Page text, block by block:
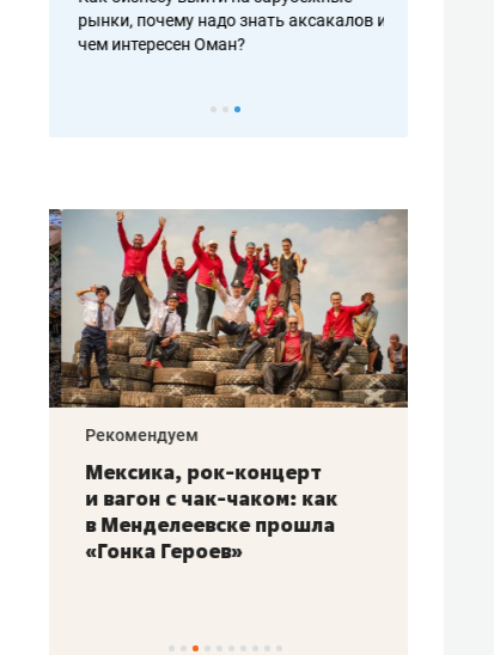
рынки, почему надо знать аксакалов и
чем интересен Оман?
Рекомендуем
Мексика, рок-концерт
и вагон с чак-чаком: как
в Менделеевске прошла
«Гонка Героев»